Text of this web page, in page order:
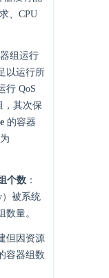
、CPU
组运行
以运行所
行 QoS
，其次保
的容器
个数 ：
）被系统
量。
但因资源
容器组数